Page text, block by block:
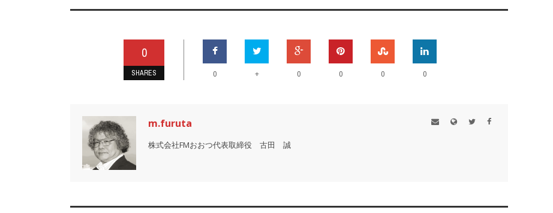
0
SHARES 0 + 0 0 0 0
m.furuta
株式会社FMおおつ代表取締役 古田 誠